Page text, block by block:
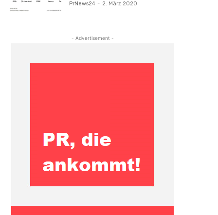
PrNews24 - 2. März 2020
- Advertisement -